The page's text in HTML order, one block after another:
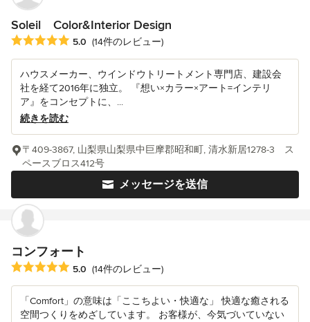
Soleil Color&Interior Design
平均評価：5つ星中 星5
5.0 (14件のレビュー)
ハウスメーカー、ウインドウトリートメント専門店、建設会
社を経て2016年に独立。 『想い×カラー×アート=インテリ
ア』をコンセプトに、...
続きを読む
メッセージを送信
〒409-3867, 山梨県山梨県中巨摩郡昭和町, 清水新居1278-3 ス
ペースブロス412号
コンフォート
平均評価：5つ星中 星5
5.0 (14件のレビュー)
「Comfort」の意味は「ここちよい・快適な」 快適な癒される
空間つくりをめざしています。 お客様が、今気づいていない